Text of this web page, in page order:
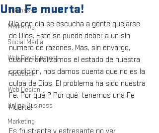
Business
Marketing
Social Media
Web Development
Facebook
Web Design
Online Business
Marketing
Una Fe muerta!
Día con día se escucha a gente quejarse
de Dios. Esto se puede deber a un sin
numero de razones. Mas, sin envargo,
cuando analizamos el estado de nuestra
condición, nos damos cuenta que no es la
culpa de Dios. El problema ha sido nuestra
Fe. Por qué ? Por qué  tenemos una Fe
Muerta!